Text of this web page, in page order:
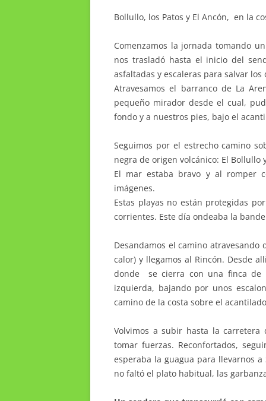
Bollullo, los Patos y El Ancón, en la
Comenzamos la jornada tomando
nos trasladó hasta el inicio del
asfaltadas y escaleras para salvar
Atravesamos el barranco de La
pequeño mirador desde el cual,
fondo y a nuestros pies, bajo el
Seguimos por el estrecho camino
negra de origen volcánico: El Bollullo
El mar estaba bravo y al romper
imágenes.
Estas playas no están protegidas
corrientes. Este día ondeaba la
Desandamos el camino
calor) y llegamos al Rincón. Desde
donde se cierra con una finca de
izquierda, bajando por unos
camino de la costa sobre el
Volvimos a subir hasta la
tomar fuerzas. Reconfortados,
esperaba la guagua para llevarnos
no faltó el plato habitual, las